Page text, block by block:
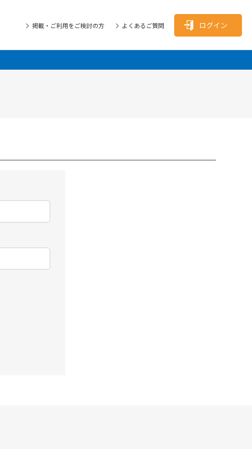
掲載・ご利用をご検討の方 よくあるご質問 ログイン